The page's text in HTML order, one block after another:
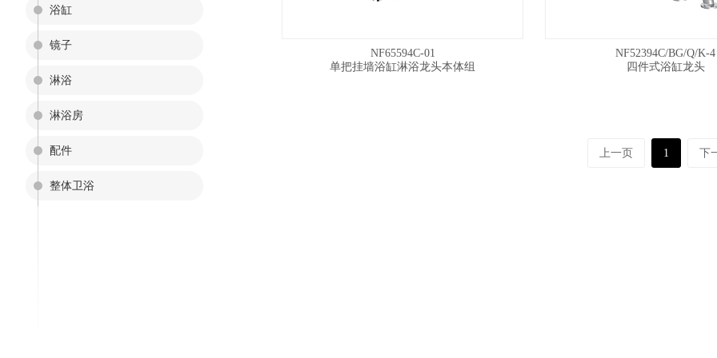
浴缸
镜子
淋浴
淋浴房
配件
整体卫浴
NF65594C-01
单把挂墙浴缸淋浴龙头本体组
NF52394C/BG/Q/K-4
四件式浴缸龙头
上一页 1 下